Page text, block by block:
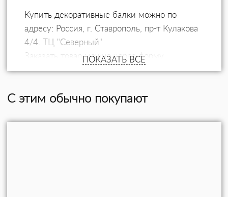
Купить декоративные балки можно по
адресу: Россия, г. Ставрополь, пр-т Кулакова
4/4. ТЦ "Северный"
Заказать товар можно через форму
обратной связи или по телефону: +7 (906)
Доставка по Ставрополю, Ставропольскому
Самовывоз: Россия, Ставропольский
ПОКАЗАТЬ ВСЕ
С этим обычно покупают